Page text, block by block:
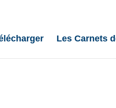
Les Carnets